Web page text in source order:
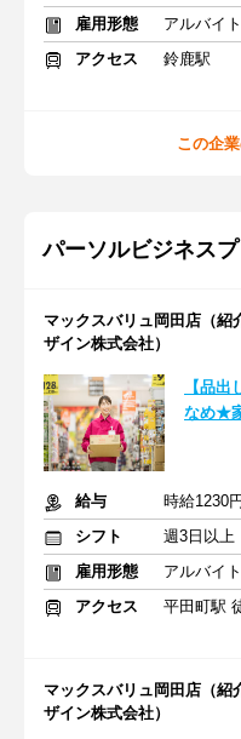
雇用形態
アルバイ
アクセス
鈴鹿駅
この企
パーソルビジネス
マックスバリュ岡田店（紹
ザイン株式会社）
【品
なめ★
給与
時給1230
シフト
週3日以上
雇用形態
アルバイ
アクセス
平田町駅
マックスバリュ岡田店（紹
ザイン株式会社）